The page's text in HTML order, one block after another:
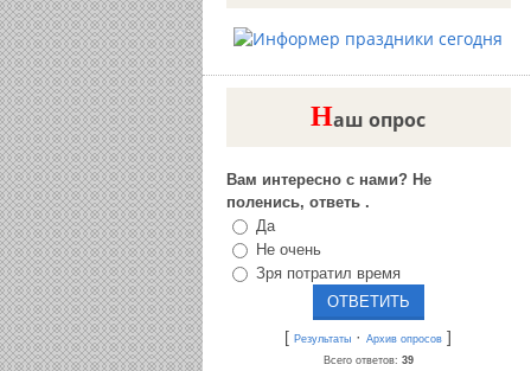
Наш опрос
Вам интересно с нами? Не
поленись, ответь .
Да
Не очень
Зря потратил время
[ Результаты · Архив опросов ]
Всего ответов: 39